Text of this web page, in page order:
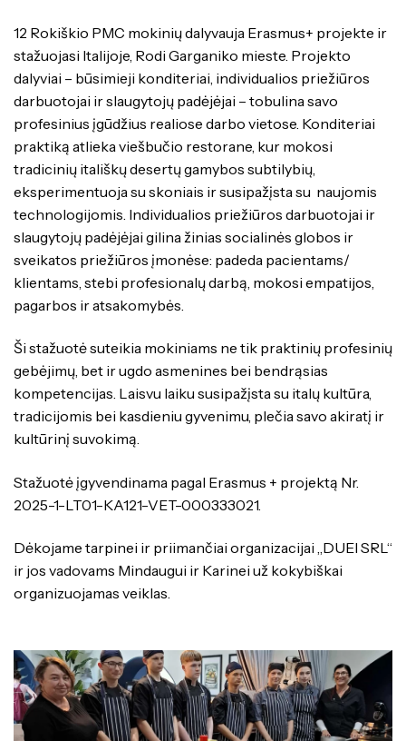
Mokymo moduliai bendrojo ugdymo
mokiniams
Kompetencijų vertinimas
Formaliojo profesinio mokymo
programos
ES struktūriniai projektai
ERASMUS+
Kiti
12 Rokiškio PMC mokinių dalyvauja Erasmus+ projekte ir
stažuojasi Italijoje, Rodi Garganiko mieste. Projekto
dalyviai – būsimieji konditeriai, individualios priežiūros
darbuotojai ir slaugytojų padėjėjai – tobulina savo
profesinius įgūdžius realiose darbo vietose. Konditeriai
praktiką atlieka viešbučio restorane, kur mokosi
tradicinių itališkų desertų gamybos subtilybių,
eksperimentuoja su skoniais ir susipažįsta su naujomis
technologijomis. Individualios priežiūros darbuotojai ir
slaugytojų padėjėjai gilina žinias socialinės globos ir
sveikatos priežiūros įmonėse: padeda pacientams/
klientams, stebi profesionalų darbą, mokosi empatijos,
pagarbos ir atsakomybės.
Ši stažuotė suteikia mokiniams ne tik praktinių profesinių
gebėjimų, bet ir ugdo asmenines bei bendrąsias
kompetencijas. Laisvu laiku susipažįsta su italų kultūra,
tradicijomis bei kasdieniu gyvenimu, plečia savo akiratį ir
kultūrinį suvokimą.
Stažuotė įgyvendinama pagal Erasmus + projektą Nr.
2025-1-LT01-KA121-VET-000333021.
Dėkojame tarpinei ir priimančiai organizacijai „DUEI SRL“
ir jos vadovams Mindaugui ir Karinei už kokybiškai
organizuojamas veiklas.